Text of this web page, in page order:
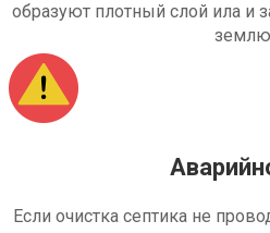
образуют плотный слой ила и
Если очистка септика не